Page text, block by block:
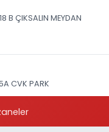
ÇIKSALIN MEYDAN
CVK PARK